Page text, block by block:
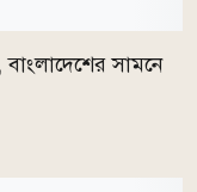
বাংলাদেশের সামনে